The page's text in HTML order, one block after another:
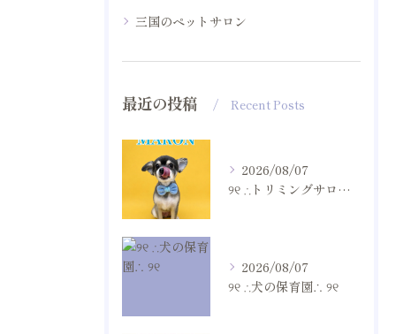
三国のペットサロン
最近の投稿 Recent Posts
2026/08/07
୨୧ ∴トリミングサロン∴ ୨୧
2026/08/07
୨୧ ∴犬の保育園∴ ୨୧